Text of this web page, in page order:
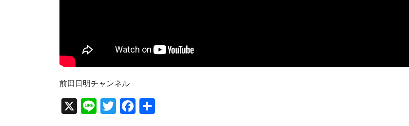
前田日明チャンネル
X
Li
T
F